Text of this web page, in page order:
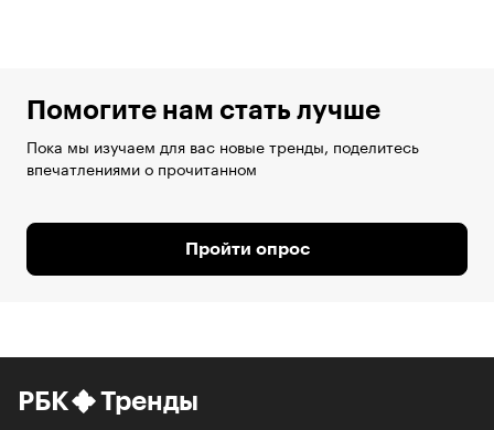
Помогите нам стать лучше
Пока мы изучаем для вас новые тренды, поделитесь
впечатлениями о прочитанном
Пройти опрос
РБК Тренды